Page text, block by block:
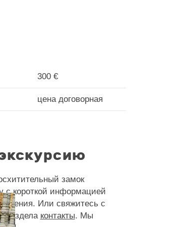
300 €
цена договорная
замок
с короткой информацией
Или свяжитесь с
раздела контакты. Мы